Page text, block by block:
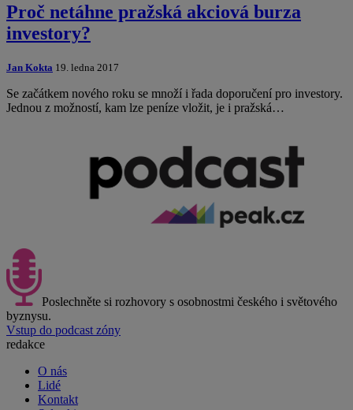
Proč netáhne pražská akciová burza
investory?
Jan Kokta 19. ledna 2017
Se začátkem nového roku se množí i řada doporučení pro investory.
Jednou z možností, kam lze peníze vložit, je i pražská…
Poslechněte si rozhovory s osobnostmi českého i světového
byznysu.
Vstup do podcast zóny
redakce
O nás
Lidé
Kontakt